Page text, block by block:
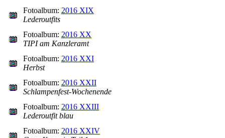
Fotoalbum: 2016 XIX
Lederoutfits
Fotoalbum: 2016 XX
TIPI am Kanzleramt
Fotoalbum: 2016 XXI
Herbst
Fotoalbum: 2016 XXII
Schlampenfest-Wochenende
Fotoalbum: 2016 XXIII
Lederoutfit blau
Fotoalbum: 2016 XXIV